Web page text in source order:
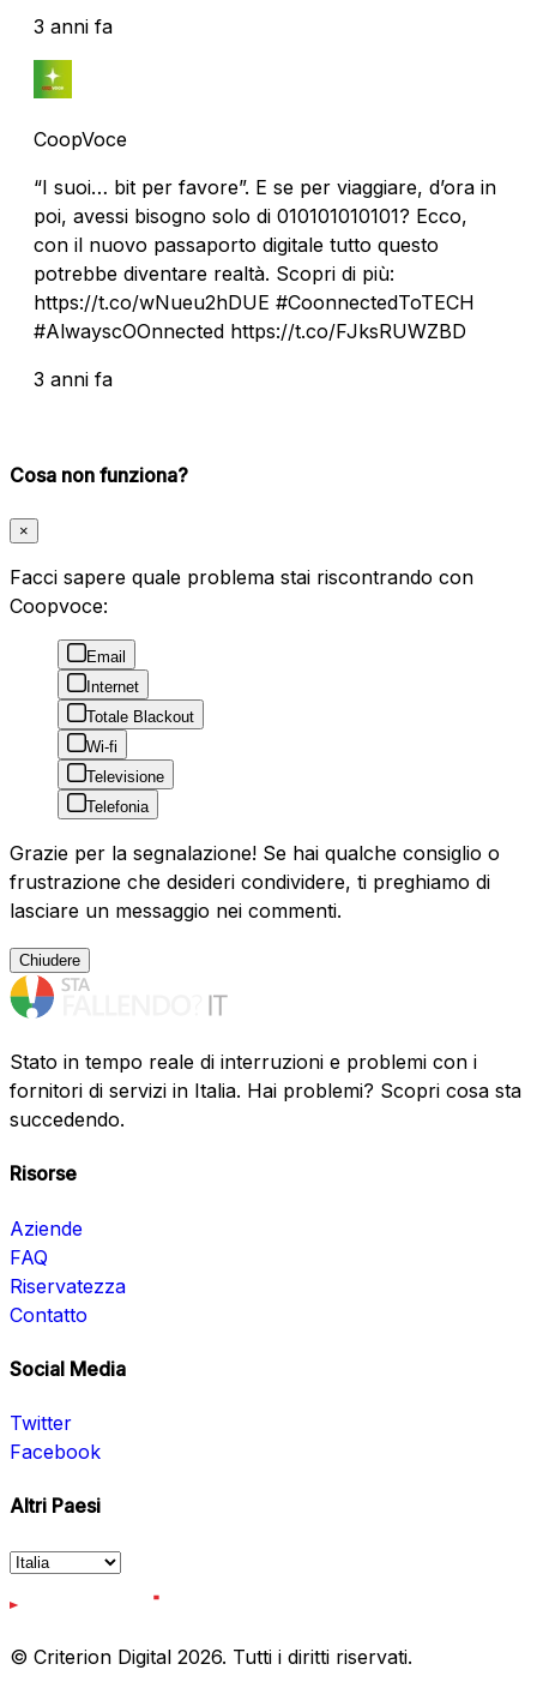
3 anni fa
CoopVoce
“I suoi… bit per favore”. E se per viaggiare, d’ora in
poi, avessi bisogno solo di 010101010101? Ecco,
con il nuovo passaporto digitale tutto questo
potrebbe diventare realtà. Scopri di più:
https://t.co/wNueu2hDUE #CoonnectedToTECH
#AlwayscOOnnected https://t.co/FJksRUWZBD
3 anni fa
Cosa non funziona?
×
Facci sapere quale problema stai riscontrando con
Coopvoce:
Email
Internet
Totale Blackout
Wi-fi
Televisione
Telefonia
Grazie per la segnalazione! Se hai qualche consiglio o
frustrazione che desideri condividere, ti preghiamo di
lasciare un messaggio nei commenti.
Chiudere
Stato in tempo reale di interruzioni e problemi con i
fornitori di servizi in Italia. Hai problemi? Scopri cosa sta
succedendo.
Risorse
Aziende
FAQ
Riservatezza
Contatto
Social Media
Twitter
Facebook
Altri Paesi
© Criterion Digital 2026. Tutti i diritti riservati.